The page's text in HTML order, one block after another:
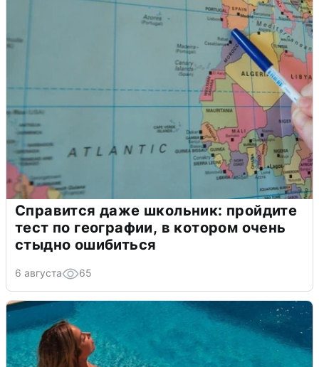
Справится даже школьник: пройдите
тест по географии, в котором очень
стыдно ошибиться
6 августа 65